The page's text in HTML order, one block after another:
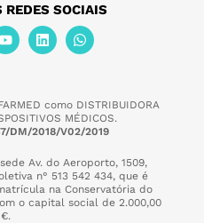
SOCIAIS
como DISTRIBUIDORA
MÉDICOS.
DM/2018/V02/2019
Av. do Aeroporto, 1509,
n° 513 542 434, que é
na Conservatória do
o capital social de 2.000,00
€.